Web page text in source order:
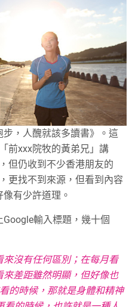
，人醜就該多讀書》。這
前xxx院牧的黃弟兄」講
但仍收到不少香港朋友的
更找不到來源，但看到內容
有少許道理。
輸入標題，幾十個
來沒有任何區別；在每月看
差距雖然明顯，但好像也
的時候，那就是身體和精神